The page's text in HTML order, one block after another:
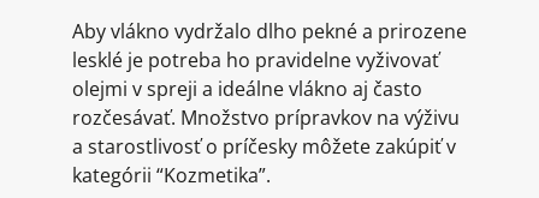
Aby vlákno vydržalo dlho pekné a prirozene
lesklé je potreba ho pravidelne vyživovať
olejmi v spreji a ideálne vlákno aj často
rozčesávať. Množstvo prípravkov na výživu
a starostlivosť o príčesky môžete zakúpiť v
kategórii “Kozmetika”.